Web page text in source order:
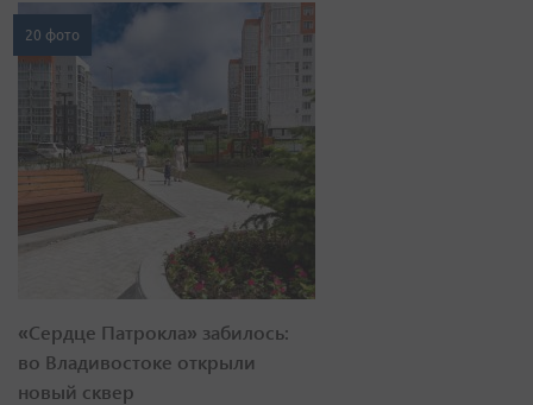
20 фото
«Сердце Патрокла» забилось:
во Владивостоке открыли
новый сквер